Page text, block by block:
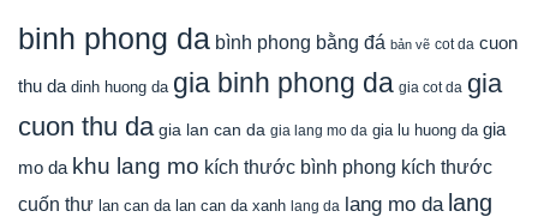
binh phong da bình phong bằng đá bản vẽ cot da cuon
thu da dinh huong da gia binh phong da gia cot da gia
cuon thu da gia lan can da gia lang mo da gia lu huong da gia
mo da khu lang mo kích thước bình phong kích thước
cuốn thư lan can da lan can da xanh lang da lang mo da lang